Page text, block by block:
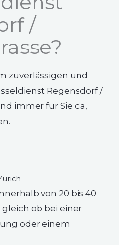
/
zuverlässigen und
Regensdorf /
immer für Sie da,
von 20 bis 40
gleich ob bei einer
oder einem